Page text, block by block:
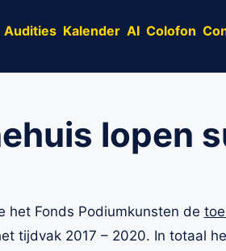
Audities Kalender AI Colofon
lopen
het Fonds Podiumkunsten de
tijdvak 2017 – 2020. In totaal